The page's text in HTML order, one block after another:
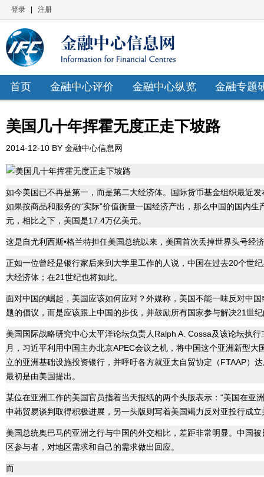
登录 注册
首页 金融中心评价 金融中心纵览 金融专题
美国几十年挥霍无度正走下坡路
2014-12-10 BY 金融中心信息网
如今美国已不再是第一，而是第二大经济体。国际货币基金组织最近
如果按商品和服务的“实际”价值衡量一国经济产出，那么中国的国内
元，相比之下，美国是17.4万亿美元。
这是自尤利西斯•格兰特担任美国总统以来，美国首次丢掉世界头号经
正如一位曾经是银行家后来到大学里工作的人说，中国在过去20个世
大经济体；在21世纪也将如此。
面对中国的崛起，美国应该如何应对？外媒称，美国不能一味反对中
题的倡议，而是应该跟上中国的步伐，并鼓励所有国家参与解决21世
美国国际战略研究中心太平洋论坛负责人Ralph A. Cossa及该论坛执
月，习近平利用中国主办北京APEC会议之机，将中国这个亚洲新型大
立的亚洲基础设施投资银行，并呼吁各方就亚太自贸协定（FTAAP）
最初是由美国提出。
某位在亚洲工作的美国官员指着当天报纸的两个头版表示：“美国在亚
中韩贸易谈判取得积极进展，另一头版则写着美国竭力反对亚投行成
美国总统奥巴马的亚洲之行与中国的外交相比，差距非常明显。中国
区参与者，对地区需求和自己的需求做出回应。
而